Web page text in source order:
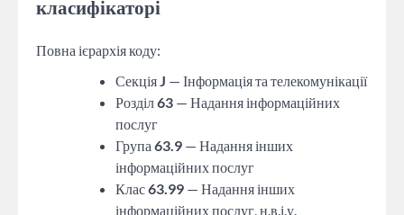
класифікаторі
Повна ієрархія коду:
СекціяJ — Інформація та телекомунікації
Розділ63 — Надання інформаційних
послуг
Група 63.9 — Надання інших
інформаційних послуг
Клас63.99 — Надання інших
інформаційних послуг, н.в.і.у.